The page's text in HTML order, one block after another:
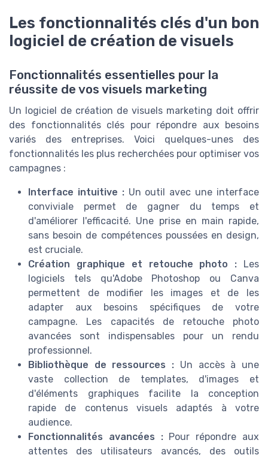
Les fonctionnalités clés d'un bon
logiciel de création de visuels
Fonctionnalités essentielles pour la
réussite de vos visuels marketing
Un logiciel de création de visuels marketing doit offrir
des fonctionnalités clés pour répondre aux besoins
variés des entreprises. Voici quelques-unes des
fonctionnalités les plus recherchées pour optimiser vos
campagnes :
Interface intuitive :Un outil avec une interface
conviviale permet de gagner du temps et
d'améliorer l'efficacité. Une prise en main rapide,
sans besoin de compétences poussées en design,
est cruciale.
Création graphique et retouche photo : Les
logiciels tels qu'Adobe Photoshop ou Canva
permettent de modifier les images et de les
adapter aux besoins spécifiques de votre
campagne. Les capacités de retouche photo
avancées sont indispensables pour un rendu
professionnel.
Bibliothèque de ressources : Un accès à une
vaste collection de templates, d'images et
d'éléments graphiques facilite la conception
rapide de contenus visuels adaptés à votre
audience.
Fonctionnalités avancées :Pour répondre aux
attentes des utilisateurs avancés, des outils